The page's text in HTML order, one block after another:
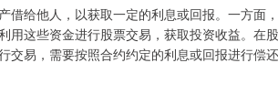
借给他人，以获取一定的利息或回报。一方面
用这些资金进行股票交易，获取投资收益。在
易，需要按照合约约定的利息或回报进行偿还